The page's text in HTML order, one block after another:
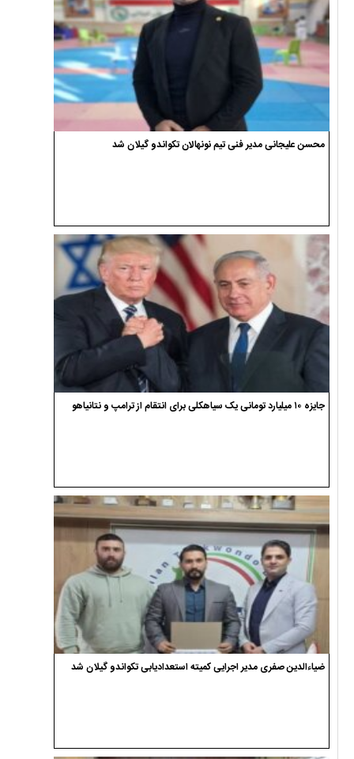
محسن علیجانی مدیر فنی تیم نونهالان تکواندو گیلان شد
جایزه ۱۰ میلیارد تومانی یک سیاهکلی برای انتقام از ترامپ و نتانیاهو
ضیاءالدین صفری مدیر اجرایی کمیته استعدادیابی تکواندو گیلان شد